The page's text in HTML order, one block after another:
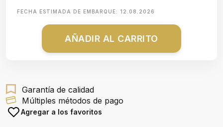
FECHA ESTIMADA DE EMBARQUE: 12.08.2026
AÑADIR AL CARRITO
Garantía de calidad
Múltiples métodos de pago
Agregar a los favoritos